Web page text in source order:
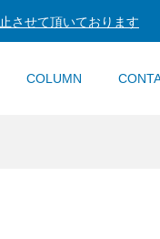
させて頂いております
COLUMN